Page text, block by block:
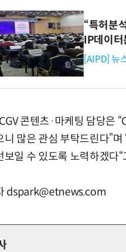
“특허분
IP데이터
[AIPD] 뉴
콘텐츠·마케팅 담당은
니 많은 관심 부탁드린다”
보일 수 있도록 노력하겠다“
dspark@etnews.com